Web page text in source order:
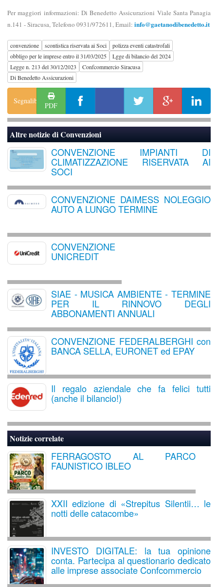
Per maggiori informazioni: Di Benedetto Assicurazioni Viale Santa Panagia
n.141 - Siracusa, Telefono 0931/972611, Email: info@gaetanodibenedetto.it
convenzione scontistica riservata ai Soci
polizza eventi catastrofali
obbligo per le imprese entro il 31/03/2025
Lgge di bilancio del 2024
Legge n. 213 del 30/12/2023
Confcommercio Siracusa
Di Benedetto Assicurazioni
Segnalibro
PDF
Altre notizie diConvenzioni
CONVENZIONE IMPIANTI DI
CLIMATIZZAZIONE RISERVATA AI
SOCI
CONVENZIONE DAIMESS NOLEGGIO
AUTO A LUNGO TERMINE
CONVENZIONE
UNICREDIT
SIAE - MUSICA AMBIENTE - TERMINE
PER IL RINNOVO DEGLI
ABBONAMENTI ANNUALI
CONVENZIONE FEDERALBERGHI con
BANCA SELLA, EURONET ed EPAY
Il regalo aziendale che fa felici tutti
(anche il bilancio!)
Notizie correlate
FERRAGOSTO AL PARCO
FAUNISTICO IBLEO
XXII edizione di «Strepitus Silentii… le
notti delle catacombe»
INVESTO DIGITALE: la tua opinione
conta. Partecipa al questionario dedicato
alle imprese associate Confcommercio